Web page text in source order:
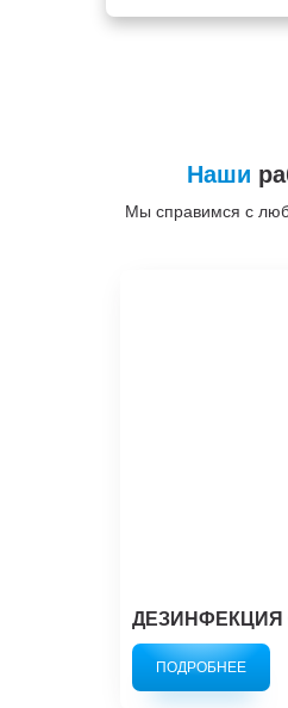
Наши
Мы справимся с
ДЕЗИНФЕКЦИЯ
ПОДРОБНЕЕ